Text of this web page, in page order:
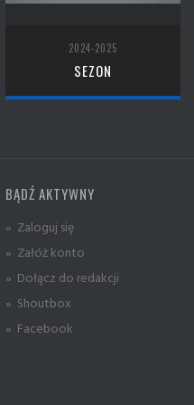
2024-2025
SEZON
BĄDŹ AKTYWNY
» Zaloguj się
» Załóż konto
» Dołącz do redakcji
» Shoutbox
» Facebook